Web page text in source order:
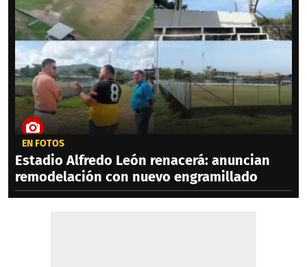
EN FOTOS
Estadio Alfredo León renacerá: anuncian
remodelación con nuevo engramillado